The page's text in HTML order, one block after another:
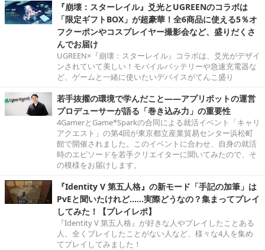
『崩壊：スターレイル』爻光とUGREENのコラボは
「限定ギフトBOX」が超豪華！全6商品に使える5％オ
フクーポンやコスプレイヤー撮影会など、盛りだくさ
んでお届け
UGREEN×『崩壊：スターレイル』コラボは、爻光がデザイ
ンされていて美しい！モバイルバッテリーや急速充電器な
ど、ゲームと一緒に使いたいデバイスがてんこ盛り
若手抜擢の環境で学んだこと――アプリボットの運営
プロデューサーが語る「巻き込み力」の重要性
4GamerとGame*Sparkの合同による就活イベント「キャリ
アクエスト」の第4回が東京都立産業貿易センター浜松町
館で開催されました。このイベントに合わせ、自身の就活
時のエピソードを若手クリエイターに聞いてみたので、そ
の模様をお届けします。
『Identity V 第五人格』の新モード「手記の加筆」は
PvEと聞いたけれど……実際どうなの？集まってプレイ
してみた！【プレイレポ】
『Identity V 第五人格』が好きな人やプレイしたことある
人、全くプレイしたことがない人など、様々な4人を集め
てプレイしてみました！